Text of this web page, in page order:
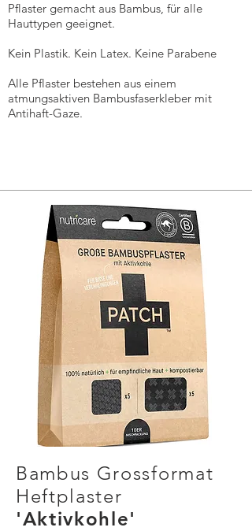
Pflaster gemacht aus Bambus, für alle
Hauttypen geeignet.
Kein Plastik. Kein Latex. Keine Parabene
Alle Pflaster bestehen aus einem
atmungsaktiven Bambusfaserkleber mit
Antihaft-Gaze.
Bambus Grossformat
Heftplaster
'Aktivkohle'